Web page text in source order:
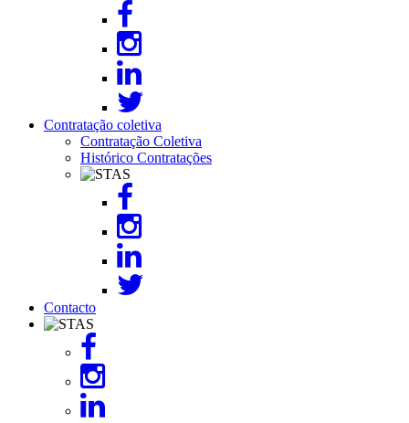
Contratação coletiva
Contratação Coletiva
Histórico Contratações
Image
Contacto
Image